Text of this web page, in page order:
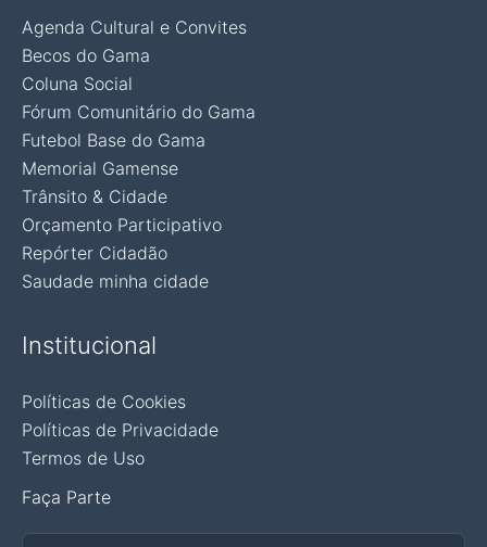
Agenda Cultural e Convites
Becos do Gama
Coluna Social
Fórum Comunitário do Gama
Futebol Base do Gama
Memorial Gamense
Trânsito & Cidade
Orçamento Participativo
Repórter Cidadão
Saudade minha cidade
Institucional
Políticas de Cookies
Políticas de Privacidade
Termos de Uso
Faça Parte